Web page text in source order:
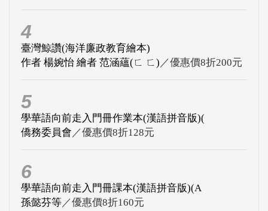
4
臺灣鯨讚(海洋廉政教育繪本)
作者 楊婉怡 繪者 范涵蘊(ㄈ ㄈ) ／優惠價8折200元
5
學華語向前走入門冊作業本(漢語拼音版)(
僑務委員會 ／優惠價8折128元
6
學華語向前走入門冊課本(漢語拼音版)(A
孫懿芬等／優惠價8折160元